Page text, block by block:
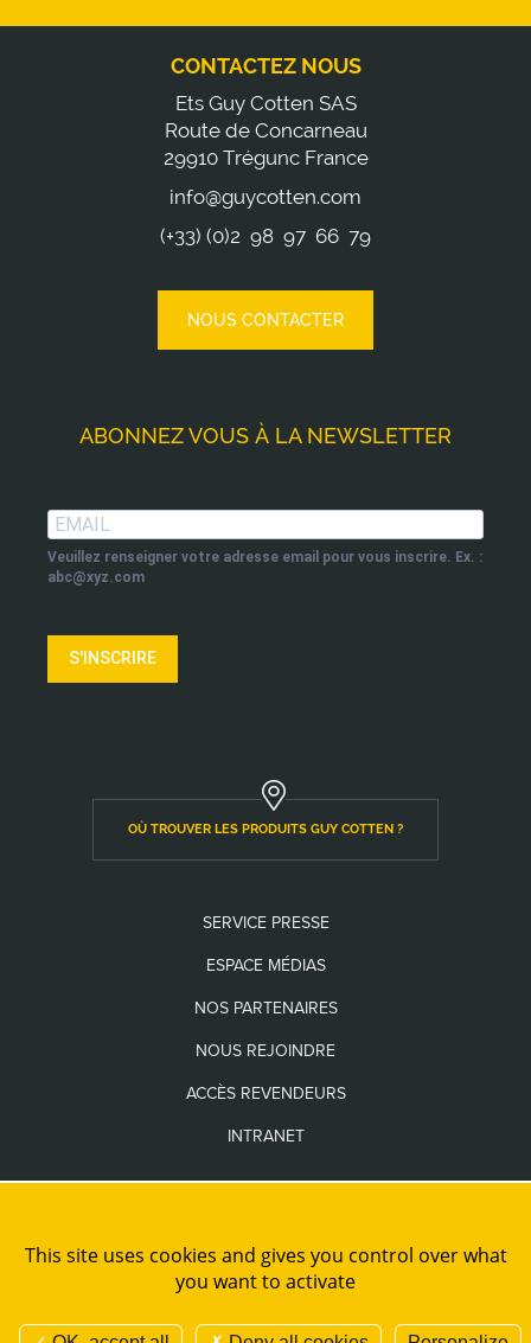
CONTACTEZ NOUS
Ets Guy Cotten SAS
Route de Concarneau
29910 Trégunc France
info@guycotten.com
(+33) (0)2 98 97 66 79
NOUS CONTACTER
ABONNEZ VOUS À LA NEWSLETTER
Veuillez renseigner votre adresse email pour vous inscrire. Ex. :
abc@xyz.com
S'INSCRIRE
OÙ TROUVER LES PRODUITS GUY COTTEN ?
SERVICE PRESSE
ESPACE MÉDIAS
NOS PARTENAIRES
NOUS REJOINDRE
ACCÈS REVENDEURS
INTRANET
COOKIES ET DONNÉES PERSONNELLES
NOUS REJOINDRE
This site uses cookies and gives you control over what
you want to activate